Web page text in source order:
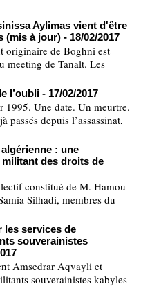
Aylimas vient d'être
(mis à jour) - 18/02/2017
de Boghni est
meeting de Tanalt. Les
l’oubli - 17/02/2017
Une date. Un meurtre.
depuis l’assassinat,
: une
des droits de
constitué de M. Hamou
Silhadi, membres du
les services de
souverainistes
Amsedrar Aqvayli et
souverainistes kabyles